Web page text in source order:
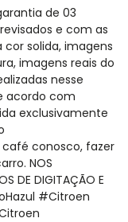
de 03
e com as
solida, imagens
imagens reais do
nesse
acordo com
exclusivamente
conosco, fazer
NOS
DE DIGITAÇÃO E
#Citroen